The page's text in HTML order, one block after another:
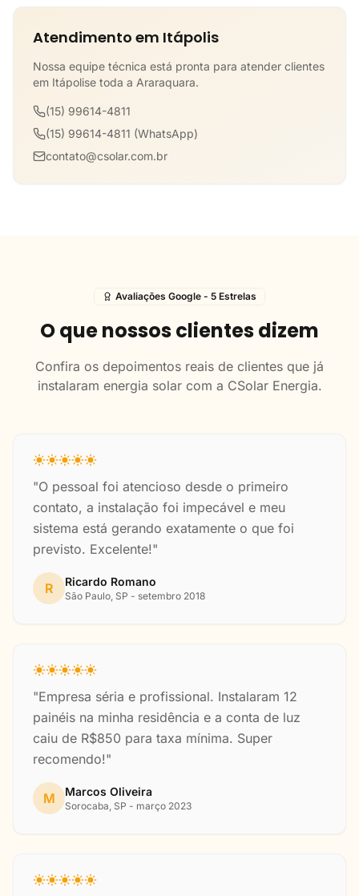
Atendimento em Itápolis
Nossa equipe técnica está pronta para atender clientes
em Itápolise toda a Araraquara.
(15) 99614-4811
(15) 99614-4811 (WhatsApp)
contato@csolar.com.br
Avaliações Google - 5 Estrelas
O que nossos clientes dizem
Confira os depoimentos reais de clientes que já
instalaram energia solar com a CSolar Energia.
"O pessoal foi atencioso desde o primeiro
contato, a instalação foi impecável e meu
sistema está gerando exatamente o que foi
previsto. Excelente!"
R Ricardo Romano
São Paulo, SP - setembro 2018
"Empresa séria e profissional. Instalaram 12
painéis na minha residência e a conta de luz
caiu de R$850 para taxa mínima. Super
recomendo!"
M Marcos Oliveira
Sorocaba, SP - março 2023